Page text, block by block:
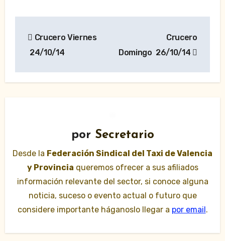
de
Crucero Viernes
24/10/14
Crucero
Domingo 26/10/14
por Secretario
Desde la Federación Sindical del Taxi de Valencia
y Provincia queremos ofrecer a sus afiliados
información relevante del sector, si conoce alguna
noticia, suceso o evento actual o futuro que
considere importante háganoslo llegar a por email.